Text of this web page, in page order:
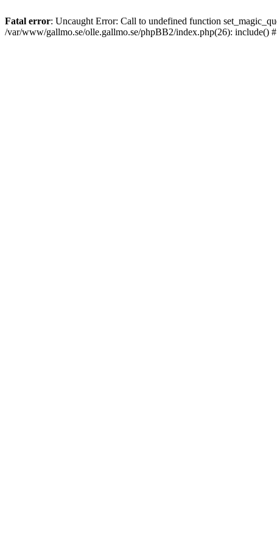
Fatal error: Uncaught Error: Call to undefined function
/var/www/gallmo.se/olle.gallmo.se/phpBB2/index.php(26): include()